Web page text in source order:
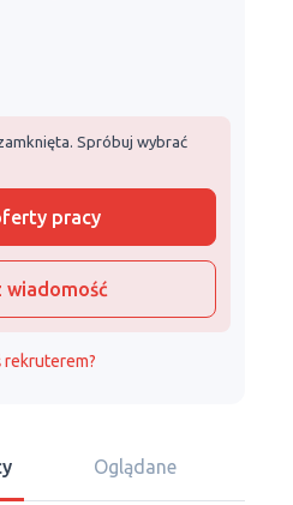
Spróbuj wybrać
pracy
wiadomość
rekruterem?
Oglądane